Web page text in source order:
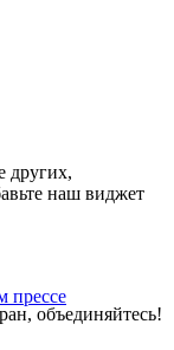
прессе
других,
наш виджет
объединяйтесь!